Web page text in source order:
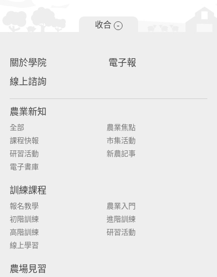
收合 -
關於學院
電子報
線上諮詢
農業新知
全部
農業焦點
課程快報
市集活動
研習活動
新農記事
電子書庫
訓練課程
報名教學
農業入門
初階訓練
進階訓練
高階訓練
研習活動
線上學習
農場見習